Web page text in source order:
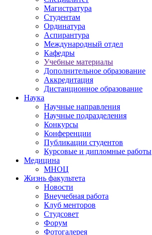
Магистратура
Студентам
Ординатура
Аспирантура
Международный отдел
Кафедры
Учебные материалы
Дополнительное образование
Аккредитация
Дистанционное образование
Наука
Научные направления
Научные подразделения
Конкурсы
Конференции
Публикации студентов
Курсовые и дипломные работы
Медицина
МНОЦ
Жизнь факультета
Новости
Внеучебная работа
Клуб менторов
Студсовет
Форум
Фотогалерея